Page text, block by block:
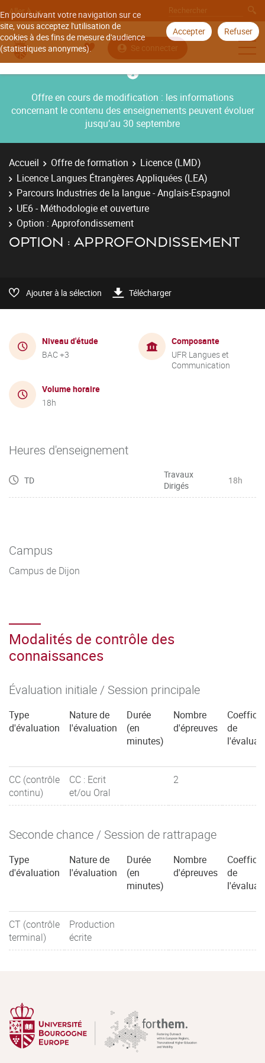
En poursuivant votre navigation sur ce
site, vous acceptez l'utilisation de
cookies à des fins de mesure d'audience
(statistiques anonymes).
Accepter Refuser
Aller à
Se connecter
Offre en cours de modification : les informations
concernant le contenu des enseignements peuvent évoluer
jusqu’au 30 septembre
Accueil Offre de formation
Licence (LMD)
Licence Langues Étrangères Appliquées (LEA)
Parcours Industries de la langue - Anglais-Espagnol
UE6 - Méthodologie et ouverture
Option : Approfondissement
OPTION : APPROFONDISSEMENT
Ajouter à la sélection Télécharger
Niveau d'étude
BAC +3
Composante
UFR Langues et
Communication
Volume horaire
18h
Heures d'enseignement
TD
Travaux
Dirigés
18h
Campus
Campus de Dijon
Modalités de contrôle des
connaissances
Évaluation initiale / Session principale
Type
d'évaluation
Nature de
l'évaluation
Durée
(en
minutes)
Nombre
d'épreuves
de
CC (contrôle
continu)
CC : Ecrit
et/ou Oral
2
Seconde chance / Session de rattrapage
Type
d'évaluation
Nature de
l'évaluation
Durée
(en
minutes)
Nombre
d'épreuves
de
CT (contrôle
terminal)
Production
écrite